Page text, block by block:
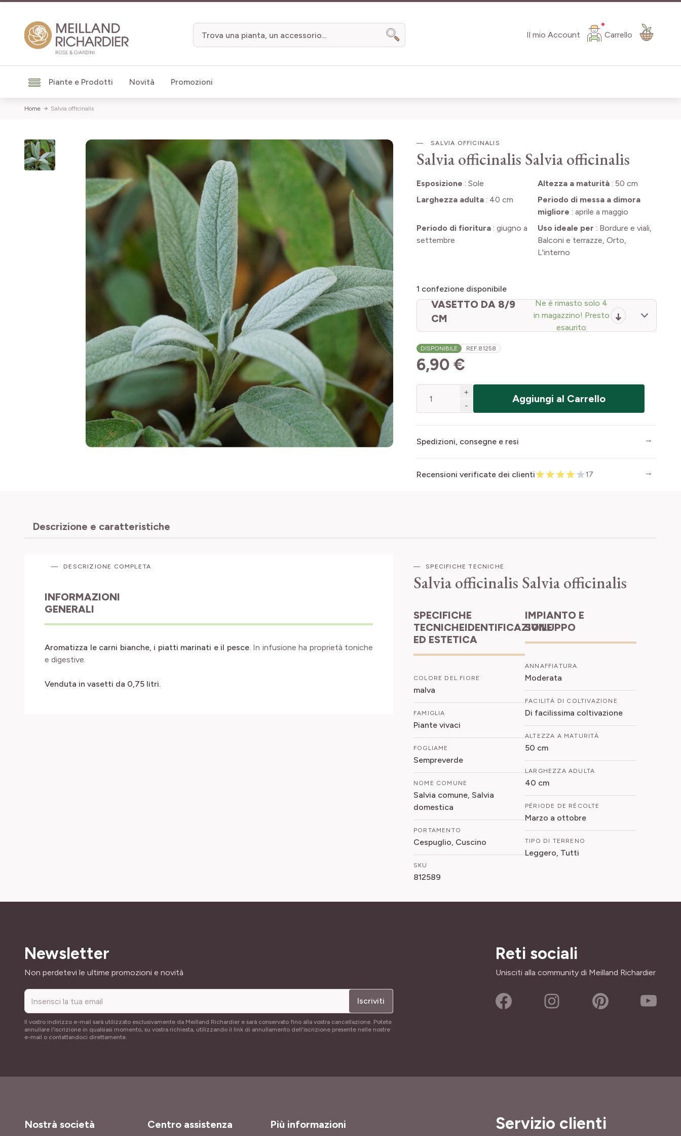
Il mio Account Carrello
Piante e Prodotti Novità Promozioni
Search
Home Salvia officinalis
SALVIA OFFICINALIS
Salvia officinalis Salvia officinalis
Esposizione : Sole Altezza a maturità: 50 cm
Larghezza adulta: 40 cm
Periodo di messa a dimora
migliore : aprile a maggio
Periodo di fioritura: giugno a
settembre
Uso ideale per : Bordure e viali,
Balconi e terrazze, Orto,
L'interno
1 confezione disponibile
VASETTO DA 8/9
CM
Ne è rimasto solo 4
in magazzino! Presto
esaurito
DISPONIBILE REF.81258
6,90 €
+
-
Aggiungi al Carrello
Spedizioni, consegne e resi
Recensioni verificate dei clienti 17
Descrizione e caratteristiche
DESCRIZIONE COMPLETA
INFORMAZIONI
GENERALI
Aromatizza le carni bianche, i piatti marinati e il pesce. In infusione ha proprietà toniche
e digestive.
Venduta in vasetti da 0,75 litri.
SPECIFICHE TECNICHE
Salvia officinalis Salvia officinalis
SPECIFICHE
TECNICHEIDENTIFICAZIONE
ED ESTETICA
COLORE DEL FIORE
malva
FAMIGLIA
Piante vivaci
FOGLIAME
Sempreverde
NOME COMUNE
Salvia comune, Salvia
domestica
PORTAMENTO
Cespuglio, Cuscino
SKU
812589
IMPIANTO E
SVILUPPO
ANNAFFIATURA
Moderata
FACILITÀ DI COLTIVAZIONE
Di facilissima coltivazione
ALTEZZA A MATURITÀ
50 cm
LARGHEZZA ADULTA
40 cm
PÉRIODE DE RÉCOLTE
Marzo a ottobre
TIPO DI TERRENO
Leggero, Tutti
Newsletter
Indirizzo email
Non perdetevi le ultime promozioni e novità
Iscriviti
Il vostro indirizzo e-mail sarà utilizzato esclusivamente da Meilland Richardier e sarà conservato fino alla vostra cancellazione. Potete
annullare l'iscrizione in qualsiasi momento, su vostra richiesta, utilizzando il link di annullamento dell'iscrizione presente nelle nostre
e-mail o contattandoci direttamente.
Reti sociali
Unisciti alla community di Meilland Richardier
Nostrà società Centro assistenza Più informazioni Servizio clienti